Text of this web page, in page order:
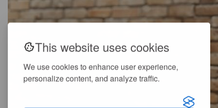
This website uses cookies
We use cookies to enhance user experience,
personalize content, and analyze traffic.